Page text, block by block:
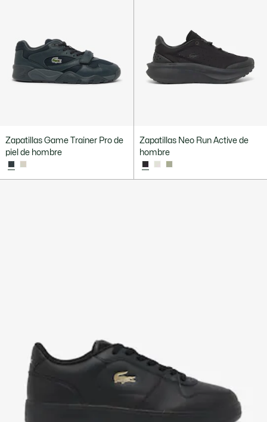
Zapatillas Game Trainer Pro de
piel de hombre
Zapatillas Neo Run Active de
hombre